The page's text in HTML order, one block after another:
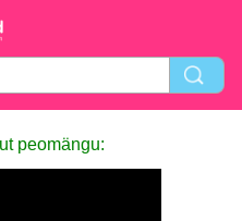
peomängu: